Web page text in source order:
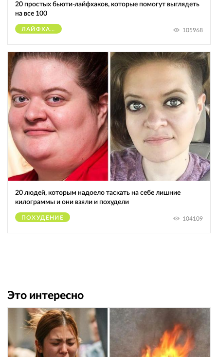
20 простых бьюти-лайфхаков, которые помогут выглядеть
на все 100
ЛАЙФХАКИ 105968
20 людей, которым надоело таскать на себе лишние
килограммы и они взяли и похудели
ПОХУДЕНИЕ 104109
Это интересно